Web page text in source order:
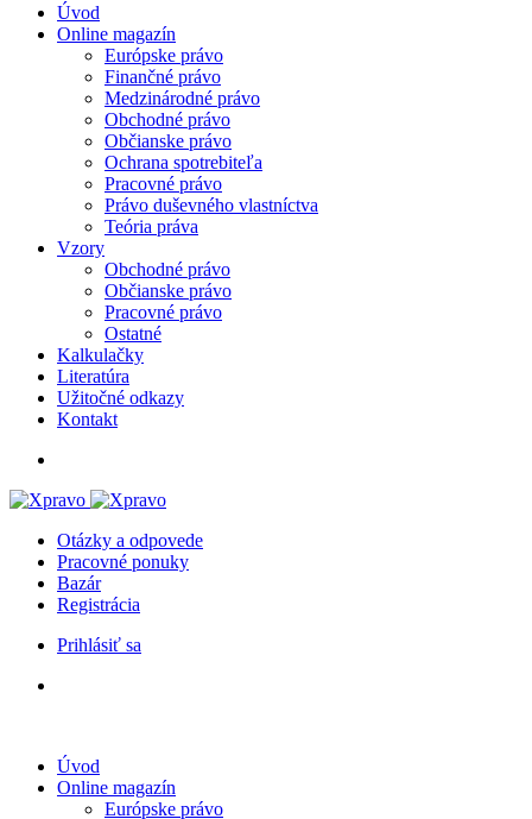
Úvod
Online magazín
Európske právo
Finančné právo
Medzinárodné právo
Obchodné právo
Občianske právo
Ochrana spotrebiteľa
Pracovné právo
Právo duševného vlastníctva
Teória práva
Vzory
Obchodné právo
Občianske právo
Pracovné právo
Ostatné
Kalkulačky
Literatúra
Užitočné odkazy
Kontakt
Otázky a odpovede
Pracovné ponuky
Bazár
Registrácia
Prihlásiť sa
Úvod
Online magazín
Európske právo